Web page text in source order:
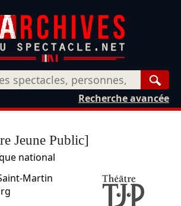
Recherche avancée
Jeune Public]
national
Martin